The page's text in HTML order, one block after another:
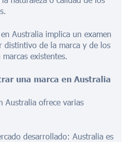
Australia implica un examen
distintivo de la marca y de los
existentes.
una marca en Australia
Australia ofrece varias
desarrollado: Australia es